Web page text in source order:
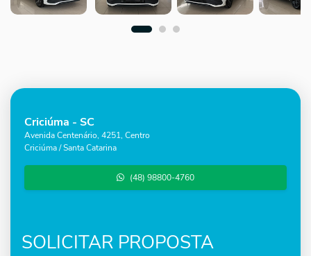
Criciúma - SC
Avenida Centenário, 4251, Centro
Criciúma / Santa Catarina
(48) 98800-4760
SOLICITAR PROPOSTA